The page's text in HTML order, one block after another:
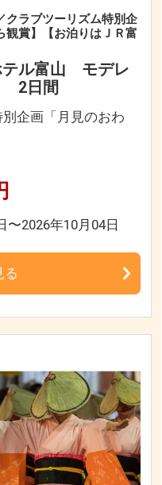
クラブツーリズム特別企
観賞】【お泊りはＪＲ富
テル富山 モデレ
2日間
企画「月見のおわ
〜2026年10月04日
る